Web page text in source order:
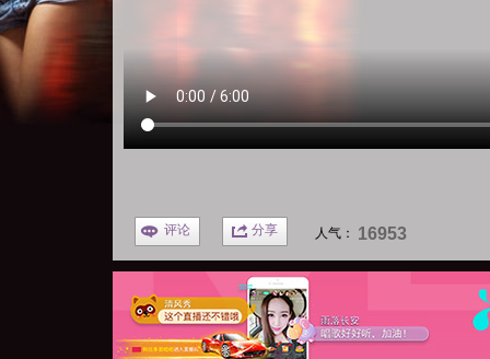
评论 分享 人气： 16953